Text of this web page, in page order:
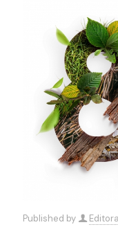
Published by